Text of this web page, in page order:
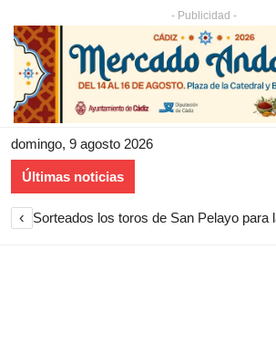
- Publicidad -
domingo, 9 agosto 2026
Últimas noticias
‹